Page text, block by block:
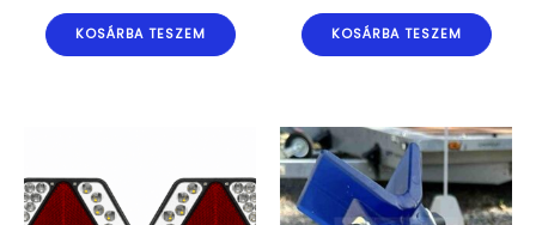
KOSÁRBA TESZEM KOSÁRBA TESZEM